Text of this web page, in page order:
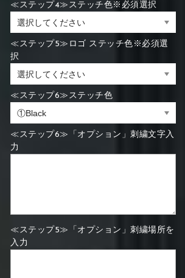
≪ステップ4≫ステッチ色※必須選択
≪ステップ5≫ロゴ ステッチ色※必須選
択
≪ステップ6≫ステッチ色
≪ステップ6≫「オプション」刺繍文字入
力
≪ステップ5≫「オプション」刺繍場所を
入力